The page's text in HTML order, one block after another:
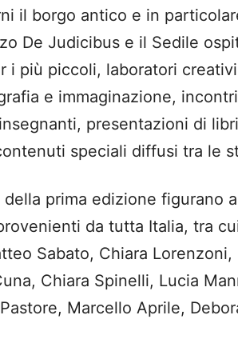
il borgo antico e in
De Judicibus e il Sedile
i più piccoli, laboratori
e immaginazione,
presentazioni di
speciali diffusi tra le
della prima edizione figurano
da tutta Italia, tra
Sabato, Chiara
Chiara Spinelli, Lucia
Marcello Aprile,